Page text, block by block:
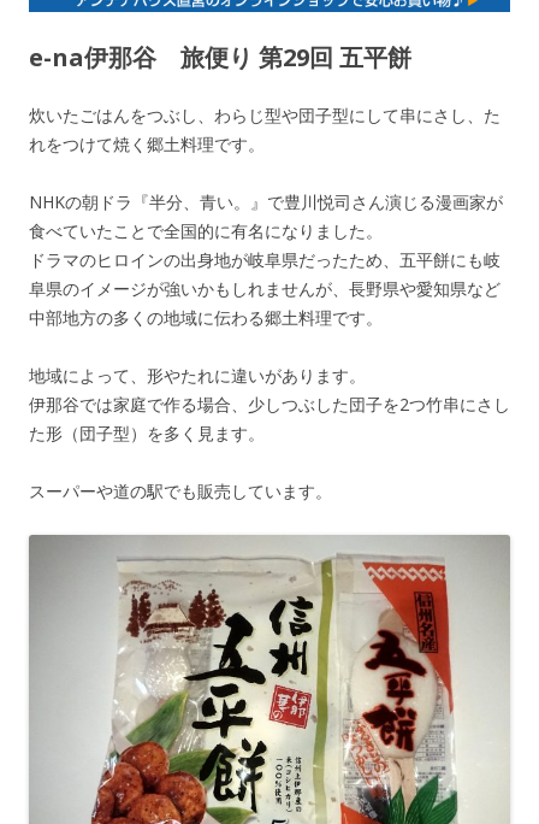
e-na伊那谷 旅便り 第29回 五平餅
炊いたごはんをつぶし、わらじ型や団子型にして串にさし、た
れをつけて焼く郷土料理です。
NHKの朝ドラ『半分、青い。』で豊川悦司さん演じる漫画家が
食べていたことで全国的に有名になりました。
ドラマのヒロインの出身地が岐阜県だったため、五平餅にも岐
阜県のイメージが強いかもしれませんが、長野県や愛知県など
中部地方の多くの地域に伝わる郷土料理です。
地域によって、形やたれに違いがあります。
伊那谷では家庭で作る場合、少しつぶした団子を2つ竹串にさし
た形（団子型）を多く見ます。
スーパーや道の駅でも販売しています。